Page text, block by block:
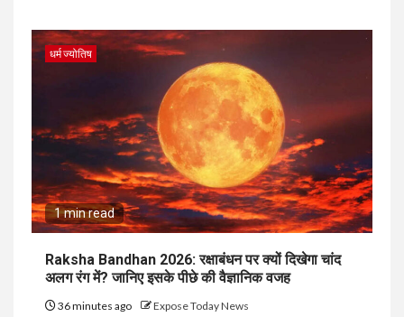
धर्म ज्योतिष
1 min read
Raksha Bandhan 2026: रक्षाबंधन पर क्यों दिखेगा चांद
अलग रंग में? जानिए इसके पीछे की वैज्ञानिक वजह
36 minutes ago Expose Today News